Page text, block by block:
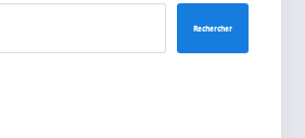
Rechercher